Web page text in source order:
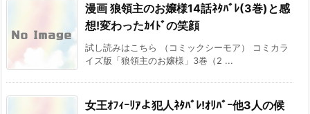
漫画 狼領主のお嬢様14話ﾈﾀﾊﾞﾚ(3巻)と感
想!変わったｶｲﾄﾞの笑顔
試し読みはこちら （コミックシーモア） コミカラ
イズ版「狼領主のお嬢様」3巻（2 ...
女王ｵﾌｨｰﾘｱよ犯人ﾈﾀﾊﾞﾚ!ｵﾘﾊﾞｰ他3人の候